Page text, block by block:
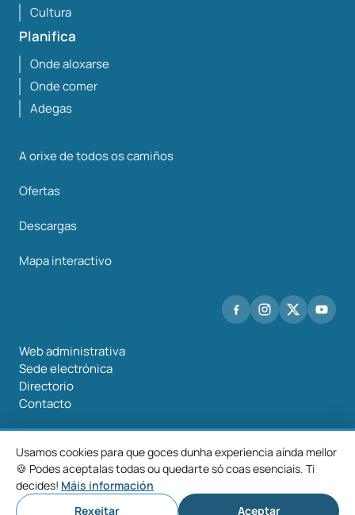
Cultura
Planifica
Onde aloxarse
Onde comer
Adegas
A orixe de todos os camiños
Ofertas
Descargas
Mapa interactivo
Web administrativa
Sede electrónica
Directorio
Contacto
©2026 Mancomunidade O Salnés
Aviso
Política de
privacidade
Política de
cookies
Configurar
cookies
Usamos cookies para que goces dunha experiencia aínda mellor
🍪 Podes aceptalas todas ou quedarte só coas esenciais. Ti
decides! Máis información
Rexeitar
Aceptar